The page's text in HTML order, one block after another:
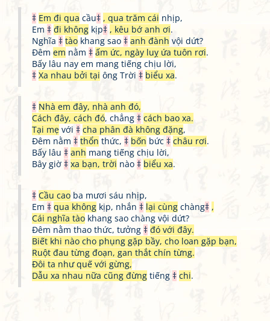
‡ Em đi qua cầu‡ , qua trăm cái nhịp,
Em ‡ đi không kịp‡ , kêu bớ anh ơi.
Nghĩa ‡ tào khang sao ‡ anh đành vội dứt?
Đêm em nằm ‡ ấm ức, ngày luỵ ứa tuôn rơi.
Bấy lâu nay em mang tiếng chịu lời,
‡ Xa nhau bởi tại ông Trời ‡ biểu xa.
‡ Nhà em đây, nhà anh đó,
Cách đây, cách đó, chẳng ‡ cách bao xa.
Tại mẹ với ‡ cha phân đà không đặng,
Đêm nằm ‡ thổn thức, ‡ bốn bức ‡ châu rơi.
Bấy lâu ‡ anh mang tiếng chịu lời,
Bây giờ ‡ xa bạn, trời nào ‡ biểu xa.
‡ Cầu cao ba mươi sáu nhịp,
Em ‡ qua không kịp, nhắn ‡ lại cùng chàng‡ ,
Cái nghĩa tào khang sao chàng vội dứt?
Đêm nằm thao thức, tưởng ‡ đó với đây.
Biết khi nào cho phụng gặp bầy, cho loan gặp bạn,
Ruột đau từng đoạn, gan thắt chín từng.
Đôi ta như quế với gừng,
Dẫu xa nhau nữa cũng đừng tiếng ‡ chi.